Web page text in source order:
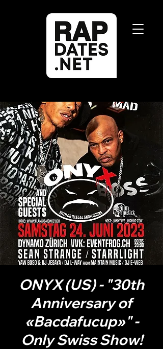
ONYX (US) - "30th
Anniversary of
«Bacdafucup»" -
Only Swiss Show!